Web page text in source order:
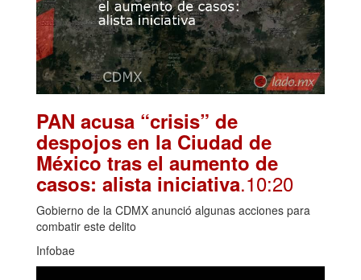
PAN acusa “crisis” de
despojos en la Ciudad de
México tras el aumento de
casos: alista iniciativa.10:20
Gobierno de la CDMX anunció algunas acciones para
combatir este delito
Infobae